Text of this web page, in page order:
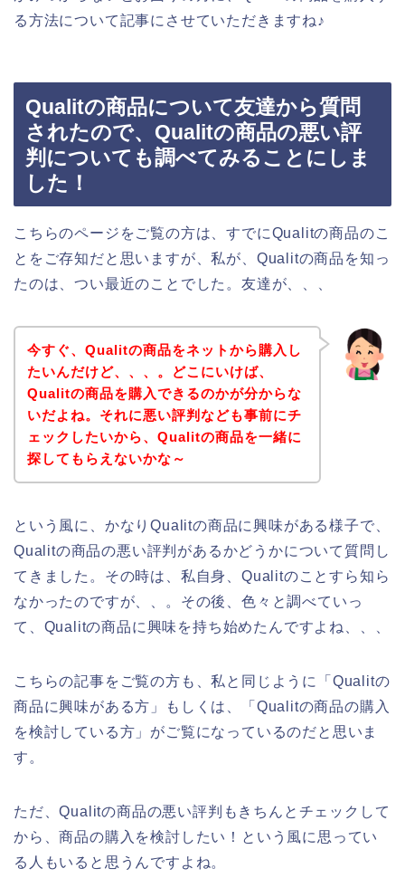
る方法について記事にさせていただきますね♪
Qualitの商品について友達から質問
されたので、Qualitの商品の悪い評
判についても調べてみることにしま
した！
こちらのページをご覧の方は、すでにQualitの商品のこ
とをご存知だと思いますが、私が、Qualitの商品を知っ
たのは、つい最近のことでした。友達が、、、
今すぐ、Qualitの商品をネットから購入し
たいんだけど、、、。どこにいけば、
Qualitの商品を購入できるのかが分からな
いだよね。それに悪い評判なども事前にチ
ェックしたいから、Qualitの商品を一緒に
探してもらえないかな～
という風に、かなりQualitの商品に興味がある様子で、
Qualitの商品の悪い評判があるかどうかについて質問し
てきました。その時は、私自身、Qualitのことすら知ら
なかったのですが、、。その後、色々と調べていっ
て、Qualitの商品に興味を持ち始めたんですよね、、、
こちらの記事をご覧の方も、私と同じように「Qualitの
商品に興味がある方」もしくは、「Qualitの商品の購入
を検討している方」がご覧になっているのだと思いま
す。
ただ、Qualitの商品の悪い評判もきちんとチェックして
から、商品の購入を検討したい！という風に思ってい
る人もいると思うんですよね。